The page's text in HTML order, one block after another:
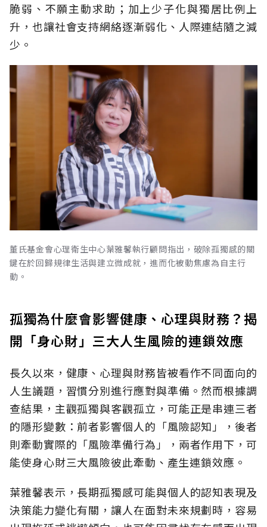
脆弱、不願主動求助；加上少子化與獨居比例上
升，也讓社會支持網絡逐漸弱化、人際連結隨之減
少。
董氏基金會心理衛生中心葉雅馨執行顧問指出，破除孤獨感的關
鍵在於回歸規律生活與建立微成就，進而化被動焦慮為自主行
動。
孤獨為什麼會影響健康、心理與財務？揭
開「身心財」三大人生風險的連鎖效應
長久以來，健康、心理與財務皆被看作不同面向的
人生議題，習慣分別進行應對與準備。然而根據調
查結果，主觀孤獨與客觀孤立，可能正是串連三者
的隱形變數：前者影響個人的「風險認知」，後者
則牽動實際的「風險準備行為」，兩者作用下，可
能使身心財三大風險彼此牽動、產生連鎖效應。
葉雅馨表示，長期孤獨感可能與個人的認知表現及
決策能力變化有關，讓人在面對未來規劃時，容易